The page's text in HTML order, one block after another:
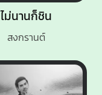
ไม่นานก็ชิน
สงกรานต์